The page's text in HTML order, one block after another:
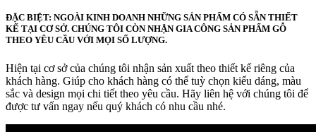
ĐẶC BIỆT: NGOÀI KINH DOANH NHỮNG SẢN PHẨM CÓ SẴN THIẾT
KẾ TẠI CƠ SỞ. CHÚNG TÔI CÒN NHẬN GIA CÔNG SẢN PHẨM GỖ
THEO YÊU CẦU VỚI MỌI SỐ LƯỢNG.
Hiện tại cơ sở của chúng tôi nhận sản xuất theo thiết kế riêng của
khách hàng. Giúp cho khách hàng có thể tuỳ chọn kiểu dáng, màu
sắc và design mọi chi tiết theo yêu cầu. Hãy liên hệ với chúng tôi để
được tư vấn ngay nếu quý khách có nhu cầu nhé.